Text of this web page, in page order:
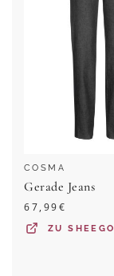
COSMA
Gerade Jeans
67,99€
ZUSHEEGO